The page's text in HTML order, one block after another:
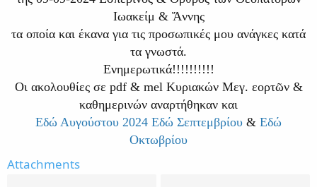
Ιωακείμ & Ἄννης
τα οποία και έκανα για τις προσωπικές μου ανάγκες κατά
τα γνωστά.
Ενημερωτικά!!!!!!!!!!
Οι ακολουθίες σε pdf & mel Κυριακών Μεγ. εορτῶν &
καθημερινών αναρτήθηκαν και
Εδώ Αυγούστου 2024 Εδώ Σεπτεμβρίου & Εδώ
Οκτωβρίου
Attachments